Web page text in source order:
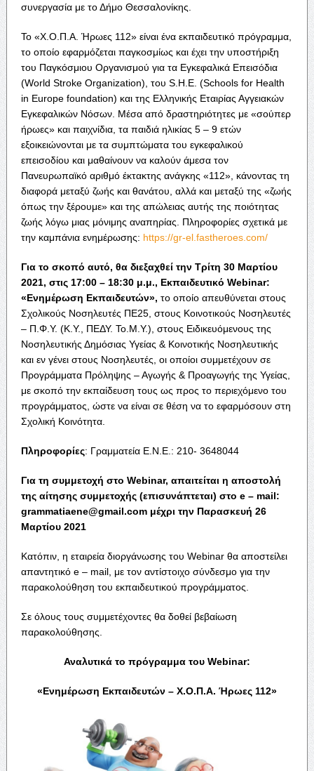
συνεργασία με το Δήμο Θεσσαλονίκης.
Το «Χ.Ο.Π.Α. Ήρωες 112» είναι ένα εκπαιδευτικό πρόγραμμα,
το οποίο εφαρμόζεται παγκοσμίως και έχει την υποστήριξη
του Παγκόσμιου Οργανισμού για τα Εγκεφαλικά Επεισόδια
(World Stroke Organization), του S.H.E. (Schools for Health
in Europe foundation) και της Ελληνικής Εταιρίας Αγγειακών
Εγκεφαλικών Νόσων. Μέσα από δραστηριότητες με «σούπερ
ήρωες» και παιχνίδια, τα παιδιά ηλικίας 5 – 9 ετών
εξοικειώνονται με τα συμπτώματα του εγκεφαλικού
επεισοδίου και μαθαίνουν να καλούν άμεσα τον
Πανευρωπαϊκό αριθμό έκτακτης ανάγκης «112», κάνοντας τη
διαφορά μεταξύ ζωής και θανάτου, αλλά και μεταξύ της «ζωής
όπως την ξέρουμε» και της απώλειας αυτής της ποιότητας
ζωής λόγω μιας μόνιμης αναπηρίας. Πληροφορίες σχετικά με
την καμπάνια ενημέρωσης: https://gr-el.fastheroes.com/
Για το σκοπό αυτό, θα διεξαχθεί την Τρίτη 30 Μαρτίου
2021, στις 17:00 – 18:30 μ.μ., Εκπαιδευτικό Webinar:
«Ενημέρωση Εκπαιδευτών», το οποίο απευθύνεται στους
Σχολικούς Νοσηλευτές ΠΕ25, στους Κοινοτικούς Νοσηλευτές
– Π.Φ.Υ. (Κ.Υ., ΠΕΔΥ. Το.Μ.Υ.), στους Ειδικευόμενους της
Νοσηλευτικής Δημόσιας Υγείας & Κοινοτικής Νοσηλευτικής
και εν γένει στους Νοσηλευτές, οι οποίοι συμμετέχουν σε
Προγράμματα Πρόληψης – Αγωγής & Προαγωγής της Υγείας,
με σκοπό την εκπαίδευση τους ως προς το περιεχόμενο του
προγράμματος, ώστε να είναι σε θέση να το εφαρμόσουν στη
Σχολική Κοινότητα.
Πληροφορίες: Γραμματεία Ε.Ν.Ε.: 210- 3648044
Για τη συμμετοχή στο Webinar, απαιτείται η αποστολή
της αίτησης συμμετοχής (επισυνάπτεται) στο e– mail:
grammatiaene@gmail.com μέχρι την Παρασκευή 26
Μαρτίου 2021
Κατόπιν, η εταιρεία διοργάνωσης του Webinar θα αποστείλει
απαντητικό e – mail, με τον αντίστοιχο σύνδεσμο για την
παρακολούθηση του εκπαιδευτικού προγράμματος.
Σε όλους τους συμμετέχοντες θα δοθεί βεβαίωση
παρακολούθησης.
Αναλυτικά το πρόγραμμα του Webinar:
«Ενημέρωση Εκπαιδευτών – Χ.Ο.Π.Α. Ήρωες 112»